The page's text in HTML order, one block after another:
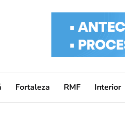
Fortaleza RMF Interior